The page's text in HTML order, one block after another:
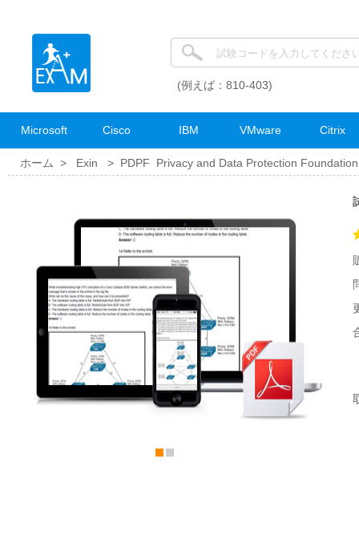
(例えば：810-403)
Microsoft Cisco IBM VMware Citrix
ホーム > Exin > PDPF Privacy and Data Protection